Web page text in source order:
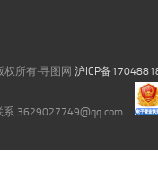
所有·寻图网 沪ICP备
3629027749@qq.com